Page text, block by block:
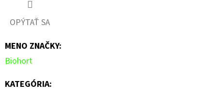
OPÝTAŤ SA
MENO ZNAČKY:
Biohort
KATEGÓRIA: